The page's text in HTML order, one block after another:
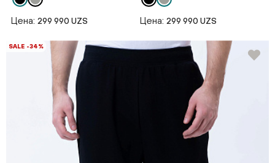
Цена: 299 990 UZS Цена: 299 990 UZS
SALE -34%